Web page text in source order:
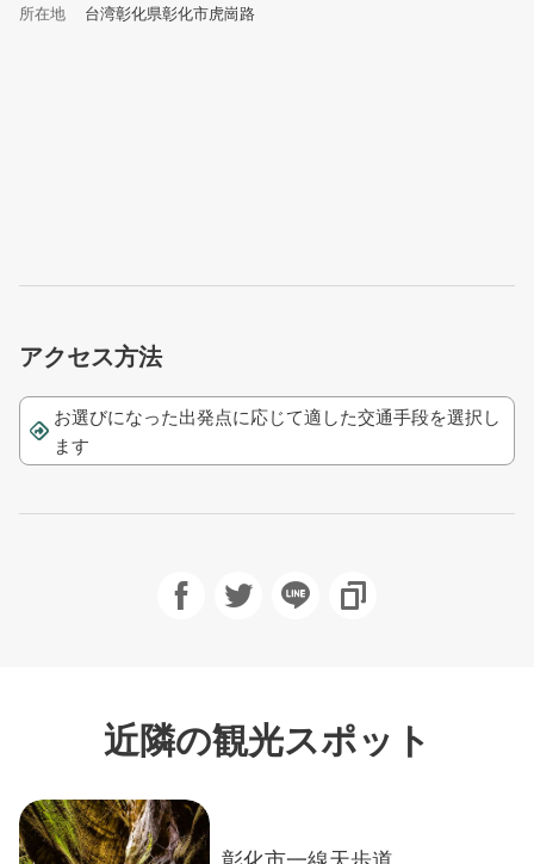
所在地 台湾彰化県彰化市虎崗路
アクセス方法
お選びになった出発点に応じて適した交通手段を選択し
ます
Facebookで共有
Twitterで！
友達にLINE
URLをコピ
近隣の観光スポット
彰化市一線天歩道